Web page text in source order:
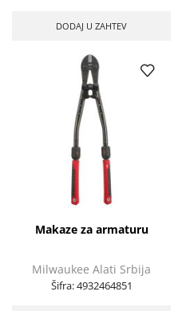
DODAJ U ZAHTEV
Makaze za armaturu
Milwaukee Alati Srbija
Šifra:4932464851